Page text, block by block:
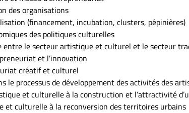
des organisations
(financement, incubation, clusters, pépinières)
des politiques culturelles
entre le secteur artistique et culturel et le secteur
et l’innovation
créatif et culturel
le processus de développement des activités des
et culturelle à la construction et l’attractivité
et culturelle à la reconversion des territoires urbains